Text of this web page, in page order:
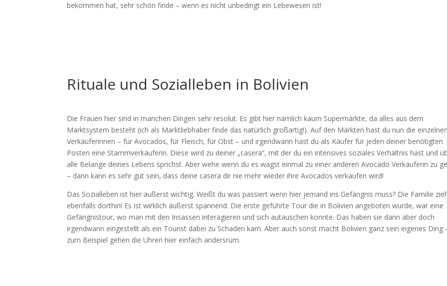
bekommen hat, sehr schön finde – wenn es nicht unbedingt ein Lebewesen ist!
Rituale und Sozialleben in Bolivien
Die Frauen hier sind in manchen Dingen sehr resolut. Es gibt hier nämlich kaum Supermärkte, da alles aus dem
Marktsystem besteht (ich als Marktliebhaber finde das natürlich großartig!). Auf den Märkten hast du nun die einzelnen
Verkäuferinnen – für Avocados, für Fleisch, für Obst – und irgendwann hast du als Käufer für jeden deiner benötigten
Posten eine Stammverkäuferin. Diese wird zu deiner „casera“, mit der du ein intensives soziales Verhältnis hast und
alle Belange deines Lebens sprichst. Aber wehe wenn du es wagst einmal zu einer anderen Avocado Verkäuferin zu
– dann kann es sehr gut sein, dass deine casera dir nie mehr wieder ihre Avocados verkaufen wird!
Das Sozialleben ist hier äußerst wichtig. Weißt du was passiert wenn hier jemand ins Gefängnis muss? Die Familie
ebenfalls dorthin! Es ist wirklich äußerst spannend. Die erste geführte Tour die in Bolivien angeboten wurde, war eine
Gefängnistour, wo man mit den Insassen interagieren und sich autauschen konnte. Das haben sie dann aber doch
irgendwann eingestellt als ein Tourist dabei zu Schaden kam. Aber auch sonst macht Bolivien ganz sein eigenes Ding
zum Beispiel gehen die Uhren hier einfach andersrum.